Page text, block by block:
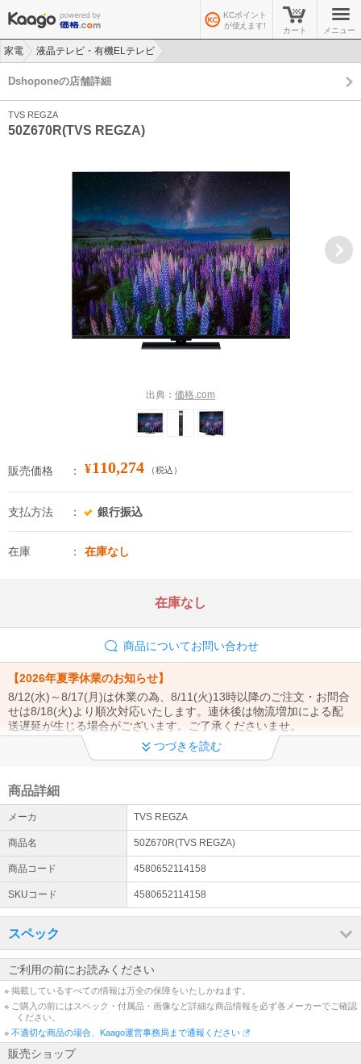
KCポイント
が使えます!
カート メニュー
家電
液晶テレビ・有機ELテレビ
Dshoponeの店舗詳細
TVS REGZA
50Z670R(TVS REGZA)
出典： 価格.com
販売価格 ¥110,274 （税込）
支払方法 銀行振込
在庫 在庫なし
在庫なし
商品についてお問い合わせ
【2026年夏季休業のお知らせ】
8/12(水)～8/17(月)は休業の為、8/11(火)13時以降のご注文・お問合
せは8/18(火)より順次対応いたします。連休後は物流増加による配
送遅延が生じる場合がございます。ご了承くださいませ。
【商品発送についてのご案内】
営業日(月曜日)からの発送となる場合がございます。ご了承くださ
いませ。
エアコン設置工事お申込みまたはご検討のお客様へ
エアコン設置サービスは全国対応しております（窓用エアコンは工
事対象外です）。 エアコンのご注文→商品の出荷→設置業者様より
工事日のご連絡→設置工事の流れとなります。（商品は先納品で
す）
配送について
配送先が【沖縄県・離島】の場合は通常配送と異なるため、ご注文
をいただいた商品によっては、お届けまで日数を要する場合がござ
います。ご了承くださいませ。
出荷日についてのお知らせ
平日13時までの代引きご注文(振り込みご入金確認)は当日出荷致し
ます(土日除く)。【大型商品】に関しては輸送方法が通常の宅配便
とは異なる為、ご入金確認後の発送から2～3日での配送予定となり
つづきを読む
商品詳細
メーカ TVS REGZA
商品名 50Z670R(TVS REGZA)
商品コード 4580652114158
SKUコード 4580652114158
スペック
ご利用の前にお読みください
※ 掲載しているすべての情報は万全の保障をいたしかねます。
※ ご購入の前にはスペック・付属品・画像など詳細な商品情報を必ず各メーカーでご確認
ください。
※ 不適切な商品の場合、Kaago運営事務局まで通報ください
販売ショップ